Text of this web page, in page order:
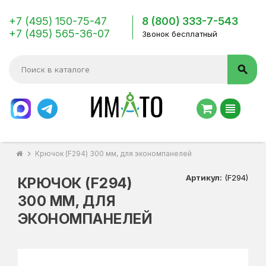
+7 (495) 150-75-47
+7 (495) 565-36-07
8 (800) 333-7-543
Звонок бесплатный
search
view_headline
chevron_right Крючок (F294) 300 мм, для экономпанелей
КРЮЧОК (F294)
300 ММ, ДЛЯ
ЭКОНОМПАНЕЛЕЙ
Артикул: (F294)